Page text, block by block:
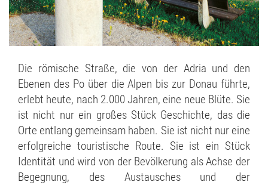
Die römische Straße, die von der Adria und den
Ebenen des Po über die Alpen bis zur Donau führte,
erlebt heute, nach 2.000 Jahren, eine neue Blüte. Sie
ist nicht nur ein großes Stück Geschichte, das die
Orte entlang gemeinsam haben. Sie ist nicht nur eine
erfolgreiche touristische Route. Sie ist ein Stück
Identität und wird von der Bevölkerung als Achse der
Begegnung, des Austausches und der